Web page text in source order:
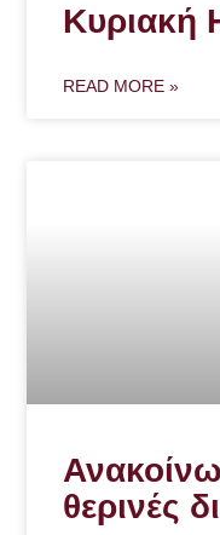
Κυριακή
READ MORE »
θερινές